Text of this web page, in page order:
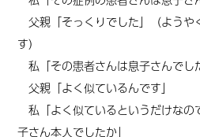
父親「そっくりでした」
（ようや
す）
私「その患者さんは息子さんでし
父親「よく似ているんです」
私「よく似ているというだけなの
子さん本人でしたか」